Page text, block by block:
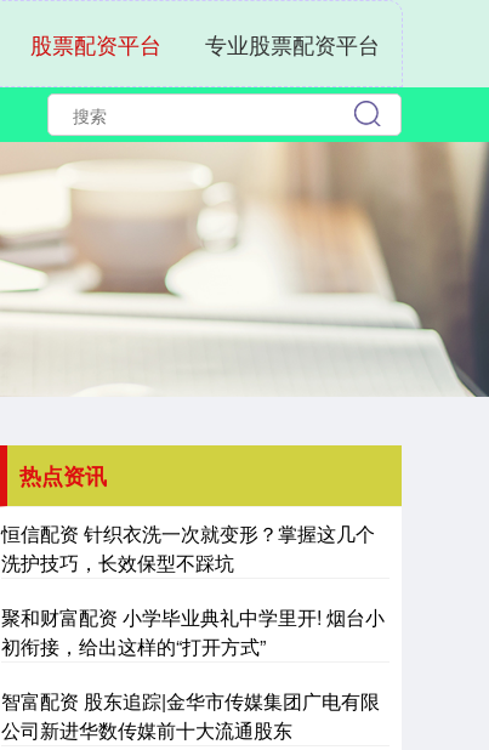
股票配资平台 专业股票配资平台
热点资讯
恒信配资 针织衣洗一次就变形？掌握这几个
洗护技巧，长效保型不踩坑
聚和财富配资 小学毕业典礼中学里开! 烟台小
初衔接，给出这样的“打开方式”
智富配资 股东追踪|金华市传媒集团广电有限
公司新进华数传媒前十大流通股东